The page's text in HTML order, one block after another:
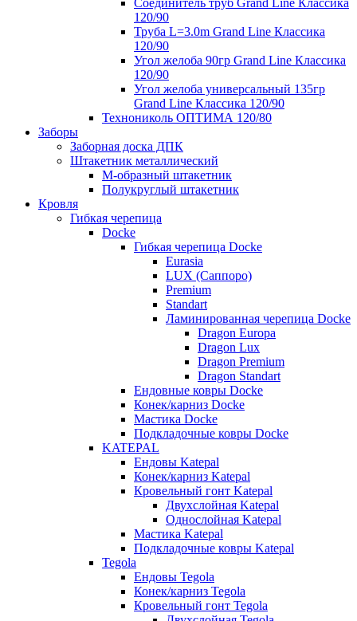
Соединитель труб Grand Line Классика
120/90
Труба L=3.0m Grand Line Классика
120/90
Угол желоба 90гр Grand Line Классика
120/90
Угол желоба универсальный 135гр
Grand Line Классика 120/90
Технониколь ОПТИМА 120/80
Заборы
Заборная доска ДПК
Штакетник металлический
М-образный штакетник
Полукруглый штакетник
Кровля
Гибкая черепица
Docke
Гибкая черепица Docke
Eurasia
LUX (Саппоро)
Premium
Standart
Ламинированная черепица Docke
Dragon Europa
Dragon Lux
Dragon Premium
Dragon Standart
Ендовные ковры Docke
Конек/карниз Docke
Мастика Docke
Подкладочные ковры Docke
KATEPAL
Ендовы Katepal
Конек/карниз Katepal
Кровельный гонт Katepal
Двухслойная Katepal
Однослойная Katepal
Мастика Katepal
Подкладочные ковры Katepal
Tegola
Ендовы Tegola
Конек/карниз Tegola
Кровельный гонт Tegola